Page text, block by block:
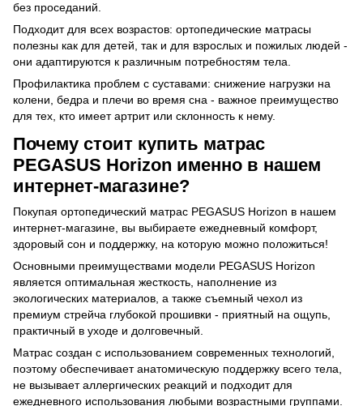
без проседаний.
Подходит для всех возрастов: ортопедические матрасы
полезны как для детей, так и для взрослых и пожилых людей -
они адаптируются к различным потребностям тела.
Профилактика проблем с суставами: снижение нагрузки на
колени, бедра и плечи во время сна - важное преимущество
для тех, кто имеет артрит или склонность к нему.
Почему стоит купить матрас
PEGASUS Horizon именно в нашем
интернет-магазине?
Покупая ортопедический матрас PEGASUS Horizon в нашем
интернет-магазине, вы выбираете ежедневный комфорт,
здоровый сон и поддержку, на которую можно положиться!
Основными преимуществами модели PEGASUS Horizon
является оптимальная жесткость, наполнение из
экологических материалов, а также съемный чехол из
премиум стрейча глубокой прошивки - приятный на ощупь,
практичный в уходе и долговечный.
Матрас создан с использованием современных технологий,
поэтому обеспечивает анатомическую поддержку всего тела,
не вызывает аллергических реакций и подходит для
ежедневного использования любыми возрастными группами.